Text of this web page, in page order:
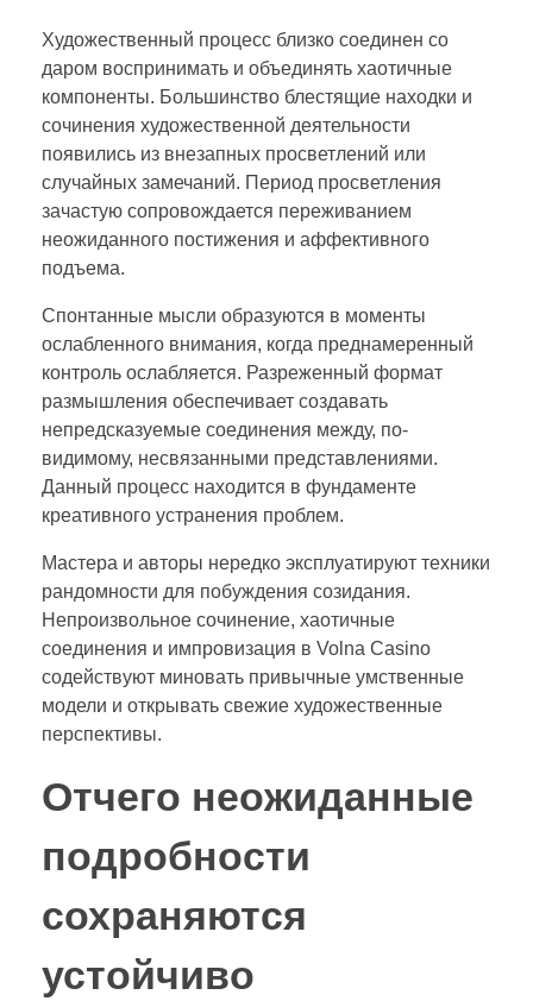
Художественный процесс близко соединен со
даром воспринимать и объединять хаотичные
компоненты. Большинство блестящие находки и
сочинения художественной деятельности
появились из внезапных просветлений или
случайных замечаний. Период просветления
зачастую сопровождается переживанием
неожиданного постижения и аффективного
подъема.
Спонтанные мысли образуются в моменты
ослабленного внимания, когда преднамеренный
контроль ослабляется. Разреженный формат
размышления обеспечивает создавать
непредсказуемые соединения между, по-
видимому, несвязанными представлениями.
Данный процесс находится в фундаменте
креативного устранения проблем.
Мастера и авторы нередко эксплуатируют техники
рандомности для побуждения созидания.
Непроизвольное сочинение, хаотичные
соединения и импровизация в Volna Casino
содействуют миновать привычные умственные
модели и открывать свежие художественные
перспективы.
Отчего неожиданные
подробности
сохраняются
устойчиво